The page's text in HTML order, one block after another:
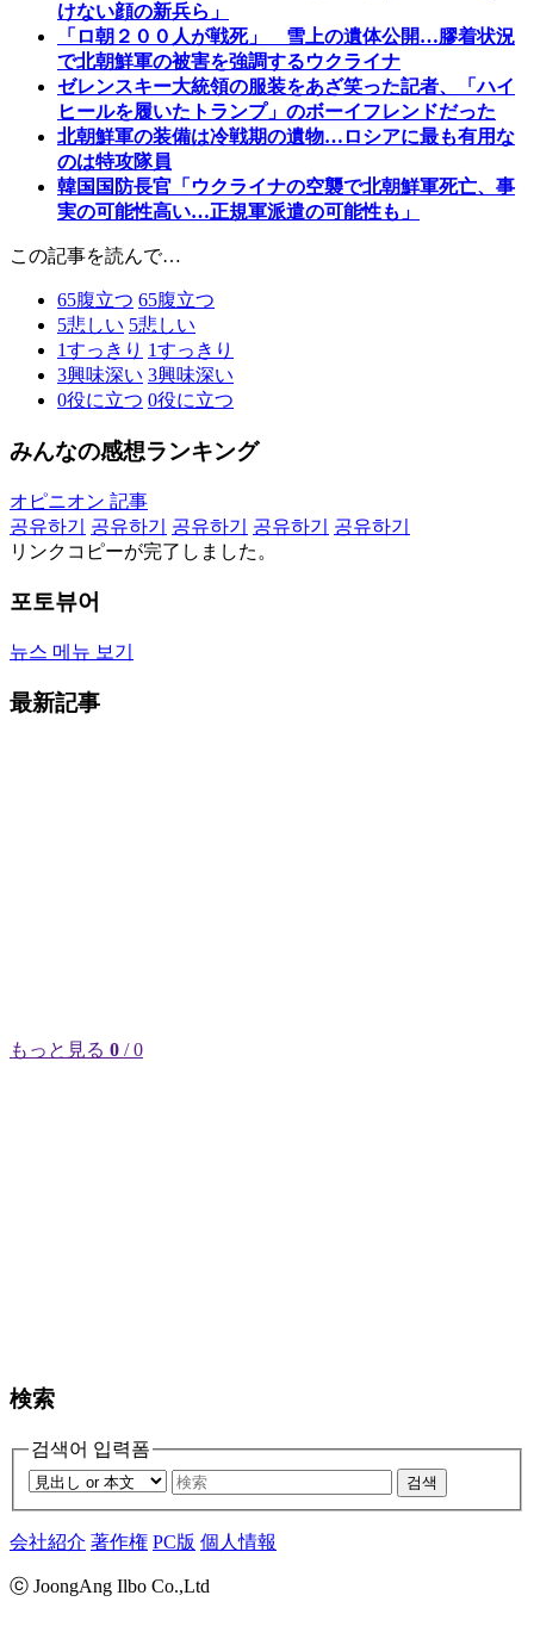
けない顔の新兵ら」
「ロ朝２００人が戦死」 雪上の遺体公開…膠着状況
で北朝鮮軍の被害を強調するウクライナ
ゼレンスキー大統領の服装をあざ笑った記者、「ハイ
ヒールを履いたトランプ」のボーイフレンドだった
北朝鮮軍の装備は冷戦期の遺物…ロシアに最も有用な
のは特攻隊員
韓国国防長官「ウクライナの空襲で北朝鮮軍死亡、事
実の可能性高い…正規軍派遣の可能性も」
この記事を読んで…
65腹立つ 65腹立つ
5悲しい 5悲しい
1すっきり 1すっきり
3興味深い 3興味深い
0役に立つ 0役に立つ
みんなの感想ランキング
オピニオン 記事
공유하기
공유하기 공유하기 공유하기
공유하기
リンクコピーが完了しました。
포토뷰어
뉴스 메뉴 보기
最新記事
もっと見る 0 / 0
検索
검색어 입력폼
검색
会社紹介 著作権 PC版 個人情報
ⓒ JoongAng Ilbo Co.,Ltd